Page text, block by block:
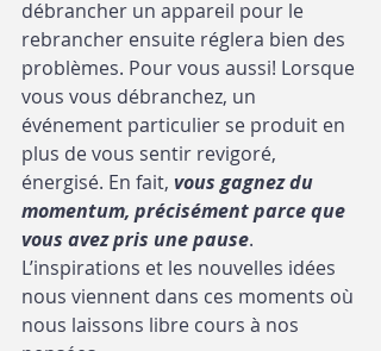
débrancher un appareil pour le
rebrancher ensuite réglera bien des
problèmes. Pour vous aussi! Lorsque
vous vous débranchez, un
événement particulier se produit en
plus de vous sentir revigoré,
énergisé. En fait, vous gagnez du
momentum, précisément parce que
vous avez pris une pause.
L’inspirations et les nouvelles idées
nous viennent dans ces moments où
nous laissons libre cours à nos